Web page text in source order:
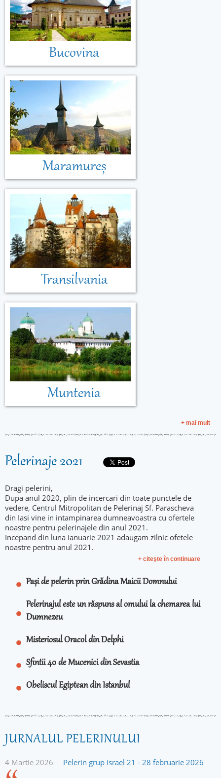
Bucovina
Maramureș
Transilvania
Muntenia
+ mai mult
Pelerinaje 2021
Dragi pelerini,
Dupa anul 2020, plin de incercari din toate punctele de
vedere, Centrul Mitropolitan de Pelerinaj Sf. Parascheva
din Iasi vine in intampinarea dumneavoastra cu ofertele
noastre pentru pelerinajele din anul 2021.
Incepand din luna ianuarie 2021 adaugam zilnic ofetele
noastre pentru anul 2021.
+ citeşte în continuare
Pași de pelerin prin Grădina Maicii Domnului
Pelerinajul este un răspuns al omului la chemarea lui
Dumnezeu
Misteriosul Oracol din Delphi
Sfintii 40 de Mucenici din Sevastia
Obeliscul Egiptean din Istanbul
JURNALUL PELERINULUI
4 Martie 2026 Pelerin grup Israel 21 - 28 februarie 2026